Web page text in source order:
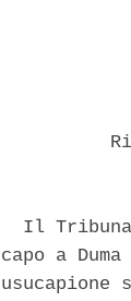
Il
capo a